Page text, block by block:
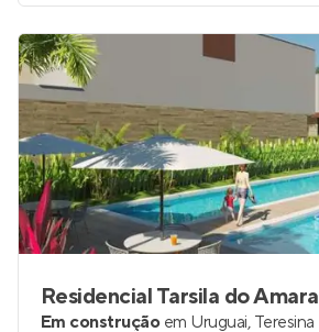
Residencial Tarsila do
Em construção em Uruguai, Teresina